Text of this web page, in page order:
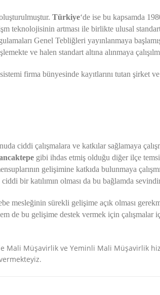
Türkiye‘de ise bu kapsamda
teknolojisinin artması ile birlikte ulusal
Genel Tebliğleri yayınlanmaya
ve halen standart altına alınmaya
firma bünyesinde kayıtlarını tutan şirket
ciddi çalışmalara ve katkılar sağlamaya
gibi ihdas etmiş olduğu diğer ilçe
gelişimine katkıda bulunmaya
bir katılımın olması da bu bağlamda
mesleğinin sürekli gelişime açık olması
de bu gelişime destek vermek için çalışmalar
Mali Müşavirlik ve Yeminli Mali Müşavirlik